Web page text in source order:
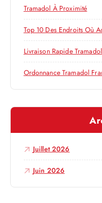
t
i
c
e
r
:
Tramadol À Proximité
Top 10 Des Endroits Où
Livraison Rapide
Ordonnance Tramadol
Juillet 2026
Juin 2026